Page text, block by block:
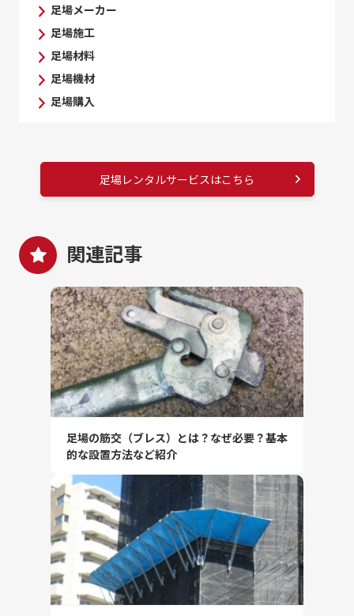
足場メーカー
足場施工
足場材料
足場機材
足場購入
足場レンタルサービスはこちら
関連記事
足場の筋交（ブレス）とは？なぜ必要？基本
的な設置方法など紹介